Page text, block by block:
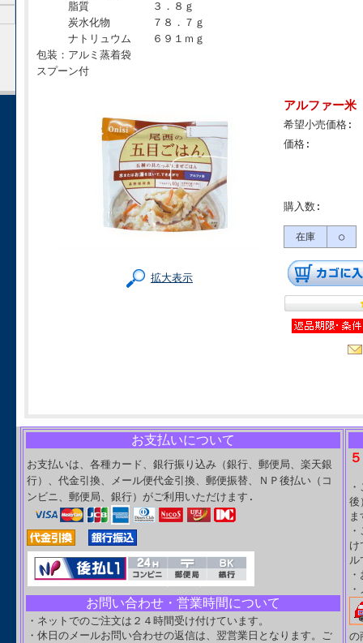
脂質 ３．８ｇ
炭水化物 ７８．７ｇ
ナトリュウム ６９１ｍｇ
包装：アルミ蒸着袋
スプーン付
拡大表示
アルファー米
希望小売価格:
価格:
購入数:
在庫 ○
お支払いについて
お支払いは、各種カード、銀行振り込み（銀行、郵便局、楽天銀
行）、代金引換、メール便代金引換、郵便振替、ＮＰ後払い（コ
ンビニ、郵便局、銀行）がご利用いただけます.
お問い合わせ・営業時間について
・ネットでのご注文は２４時間受け付けています。
・休日のメールお問い合わせの返信は、翌営業日となります。ご
後
ま
け
ル
の